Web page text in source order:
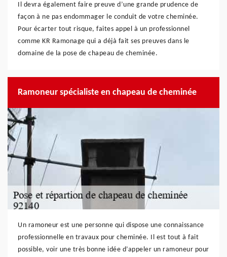
Il devra également faire preuve d’une grande prudence de
façon à ne pas endommager le conduit de votre cheminée.
Pour écarter tout risque, faites appel à un professionnel
comme KR Ramonage qui a déjà fait ses preuves dans le
domaine de la pose de chapeau de cheminée.
Ramoneur spécialiste en chapeau de cheminée
Un ramoneur est une personne qui dispose une connaissance
professionnelle en travaux pour cheminée. Il est tout à fait
possible, voir une très bonne idée d’appeler un ramoneur pour